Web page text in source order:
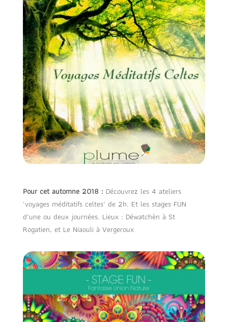
Pour cet automne 2018 : Découvrez les 4 ateliers
‘voyages méditatifs celtes’ de 2h. Et les stages FUN
d’une ou deux journées. Lieux : Déwatchèn à St
Rogatien, et Le Niaouli à Vergeroux